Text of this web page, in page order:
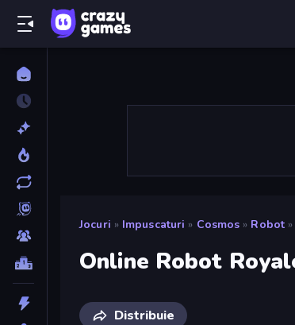
Jocuri » Impuscaturi » Cosmos » Robot »
Online Robot
Distribuie